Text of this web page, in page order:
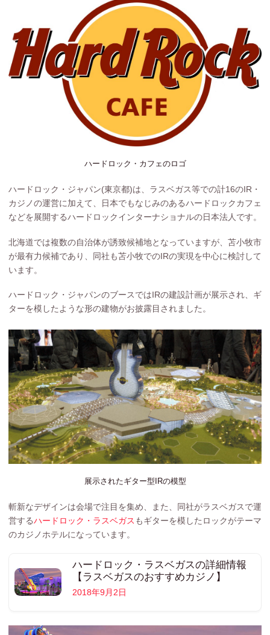
ハードロック・カフェのロゴ
ハードロック・ジャパン(東京都)は、ラスベガス等での計16のIR・
カジノの運営に加えて、日本でもなじみのあるハードロックカフェ
などを展開するハードロックインターナショナルの日本法人です。
北海道では複数の自治体が誘致候補地となっていますが、苫小牧市
が最有力候補であり、同社も苫小牧でのIRの実現を中心に検討して
います。
ハードロック・ジャパンのブースではIRの建設計画が展示され、ギ
ターを模したような形の建物がお披露目されました。
展示されたギター型IRの模型
斬新なデザインは会場で注目を集め、また、同社がラスベガスで運
営するハードロック・ラスベガス もギターを模したロックがテーマ
のカジノホテルになっています。
ハードロック・ラスベガスの詳細情報
【ラスベガスのおすすめカジノ】
2018年9月2日